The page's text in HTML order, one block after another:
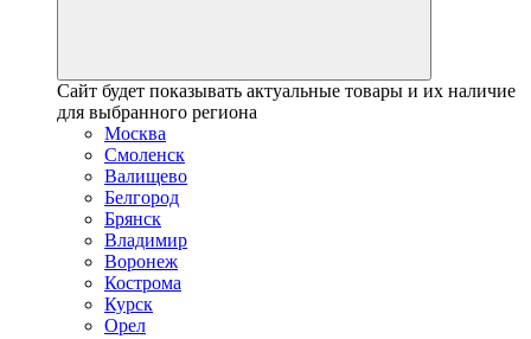
Сайт будет показывать актуальные товары и их наличие
для выбранного региона
Москва
Смоленск
Валищево
Белгород
Брянск
Владимир
Воронеж
Кострома
Курск
Орел